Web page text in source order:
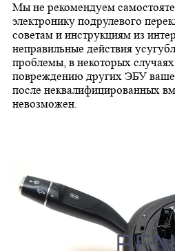
Мы не рекомендуем
электронику подрулевого
советам и инструкциям из
неправильные действия
проблемы, в некоторых
повреждению других ЭБУ
после неквалифицированных
невозможен.